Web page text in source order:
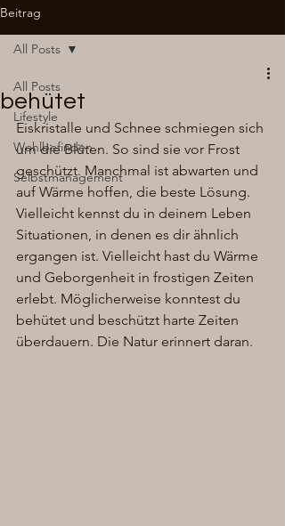
Beitrag
All Posts
Lifestyle
Wohlbefinden
Selbstmanagement
All Posts
behütet
Eiskristalle und Schnee schmiegen sich
um die Blüten. So sind sie vor Frost
geschützt. Manchmal ist abwarten und
auf Wärme hoffen, die beste Lösung.
Vielleicht kennst du in deinem Leben
Situationen, in denen es dir ähnlich
ergangen ist. Vielleicht hast du Wärme
und Geborgenheit in frostigen Zeiten
erlebt. Möglicherweise konntest du
behütet und beschützt harte Zeiten
überdauern. Die Natur erinnert daran.